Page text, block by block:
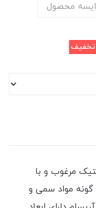
محصول
تخفیف
مرغوب و با
مواد سمی و